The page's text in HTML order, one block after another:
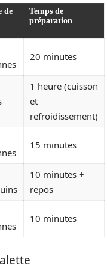
de
Temps de
préparation
20 minutes
1 heure (cuisson
et
refroidissement)
15 minutes
10 minutes +
repos
10 minutes